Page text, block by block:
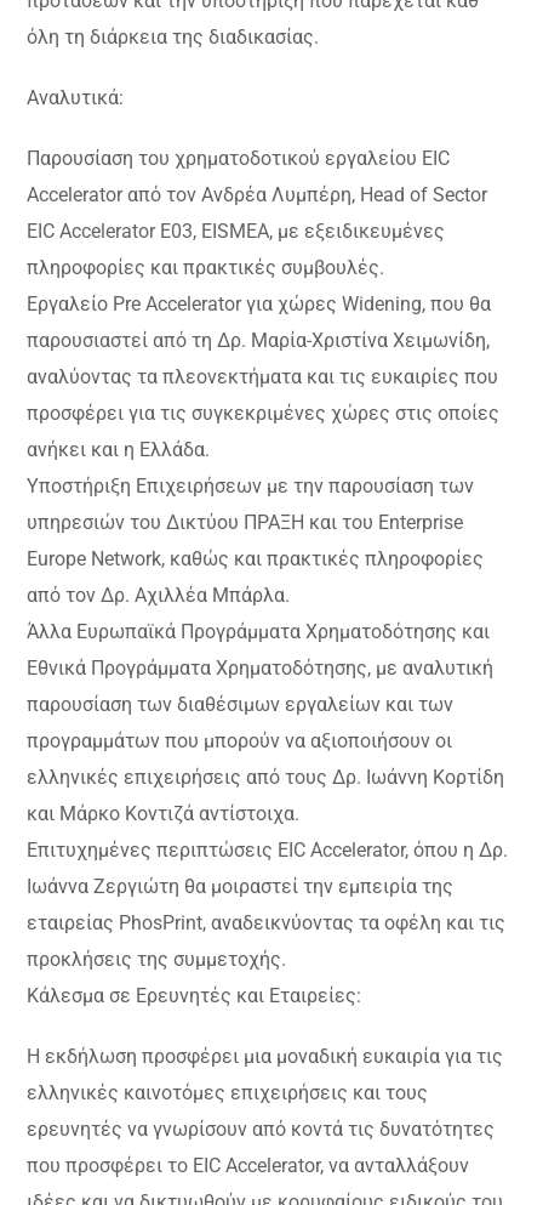
όλη τη διάρκεια της διαδικασίας.
Αναλυτικά:
Παρουσίαση του χρηματοδοτικού εργαλείου EIC
Accelerator από τον Ανδρέα Λυμπέρη, Head of Sector
EIC Accelerator E03, EISMEA, με εξειδικευμένες
πληροφορίες και πρακτικές συμβουλές.
Εργαλείο Pre Accelerator για χώρες Widening, που θα
παρουσιαστεί από τη Δρ. Μαρία-Χριστίνα Χειμωνίδη,
αναλύοντας τα πλεονεκτήματα και τις ευκαιρίες που
προσφέρει για τις συγκεκριμένες χώρες στις οποίες
ανήκει και η Ελλάδα.
Υποστήριξη Επιχειρήσεων με την παρουσίαση των
υπηρεσιών του Δικτύου ΠΡΑΞΗ και του Enterprise
Europe Network, καθώς και πρακτικές πληροφορίες
από τον Δρ. Αχιλλέα Μπάρλα.
Άλλα Ευρωπαϊκά Προγράμματα Χρηματοδότησης και
Εθνικά Προγράμματα Χρηματοδότησης, με αναλυτική
παρουσίαση των διαθέσιμων εργαλείων και των
προγραμμάτων που μπορούν να αξιοποιήσουν οι
ελληνικές επιχειρήσεις από τους Δρ. Ιωάννη Κορτίδη
και Μάρκο Κοντιζά αντίστοιχα.
Επιτυχημένες περιπτώσεις EIC Accelerator, όπου η Δρ.
Ιωάννα Ζεργιώτη θα μοιραστεί την εμπειρία της
εταιρείας PhosPrint, αναδεικνύοντας τα οφέλη και τις
προκλήσεις της συμμετοχής.
Κάλεσμα σε Ερευνητές και Εταιρείες:
Η εκδήλωση προσφέρει μια μοναδική ευκαιρία για τις
ελληνικές καινοτόμες επιχειρήσεις και τους
ερευνητές να γνωρίσουν από κοντά τις δυνατότητες
που προσφέρει το EIC Accelerator, να ανταλλάξουν